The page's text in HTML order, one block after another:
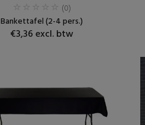
(0)
Bankettafel (2-4 pers.)
€3,36 excl. btw